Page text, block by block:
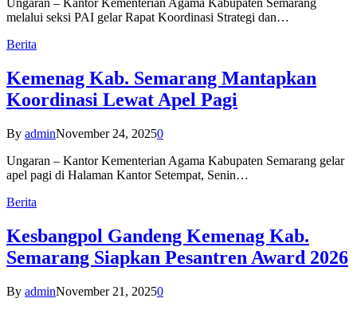
Ungaran – Kantor Kementerian Agama Kabupaten Semarang
melalui seksi PAI gelar Rapat Koordinasi Strategi dan…
Berita
Kemenag Kab. Semarang Mantapkan
Koordinasi Lewat Apel Pagi
By adminNovember 24, 20250
Ungaran – Kantor Kementerian Agama Kabupaten Semarang gelar
apel pagi di Halaman Kantor Setempat, Senin…
Berita
Kesbangpol Gandeng Kemenag Kab.
Semarang Siapkan Pesantren Award 2026
By adminNovember 21, 20250